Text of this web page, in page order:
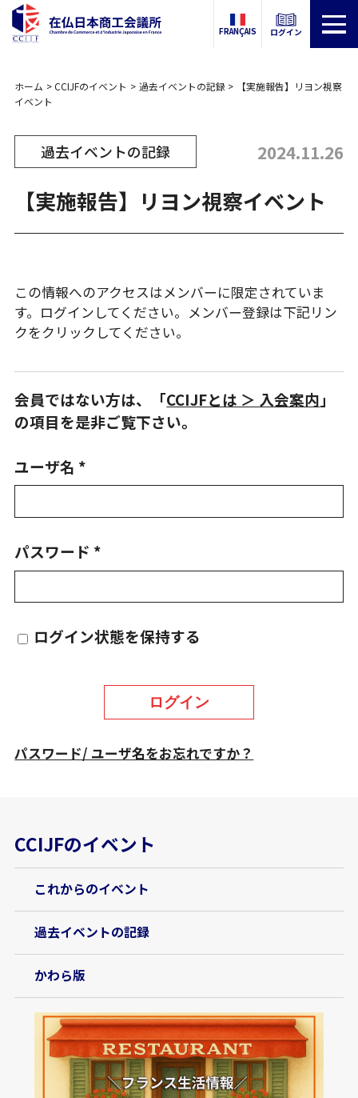
FRANÇAIS ログイン
ホーム CCIJFのイベント 過去イベントの記録
【実施報告】リヨン視察
イベント
過去イベントの記録 2024.11.26
【実施報告】リヨン視察イベント
この情報へのアクセスはメンバーに限定されていま
す。ログインしてください。メンバー登録は下記リン
クをクリックしてください。
会員ではない方は、「CCIJFとは ＞ 入会案内」
の項目を是非ご覧下さい。
ユーザ名 *
パスワード *
ログイン状態を保持する
ログイン
パスワード/ ユーザ名をお忘れですか？
CCIJFのイベント
これからのイベント
過去イベントの記録
かわら版